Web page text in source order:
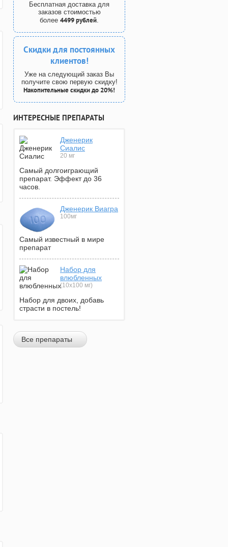
Бесплатная доставка для
заказов стоимостью
более 4499 рублей.
Скидки для постоянных
клиентов!
Уже на следующий заказ Вы
получите свою первую скидку!
Накопительные скидки до 20%!
ИНТЕРЕСНЫЕ ПРЕПАРАТЫ
Дженерик
Сиалис
20 мг
Самый долгоиграющий
препарат. Эффект до 36
часов.
Дженерик Виагра
100мг
Самый известный в мире
препарат
Набор для
влюбленных
(10х100 мг)
Набор для двоих, добавь
страсти в постель!
Все препараты